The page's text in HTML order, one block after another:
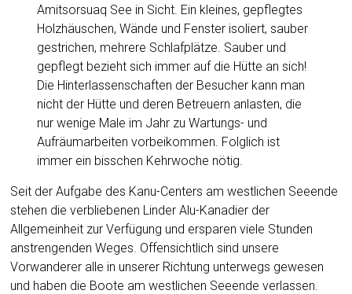
Amitsorsuaq See in Sicht. Ein kleines, gepflegtes
Holzhäuschen, Wände und Fenster isoliert, sauber
gestrichen, mehrere Schlafplätze. Sauber und
gepflegt bezieht sich immer auf die Hütte an sich!
Die Hinterlassenschaften der Besucher kann man
nicht der Hütte und deren Betreuern anlasten, die
nur wenige Male im Jahr zu Wartungs- und
Aufräumarbeiten vorbeikommen. Folglich ist
immer ein bisschen Kehrwoche nötig.
Seit der Aufgabe des Kanu-Centers am westlichen Seeende
stehen die verbliebenen Linder Alu-Kanadier der
Allgemeinheit zur Verfügung und ersparen viele Stunden
anstrengenden Weges. Offensichtlich sind unsere
Vorwanderer alle in unserer Richtung unterwegs gewesen
und haben die Boote am westlichen Seeende verlassen.